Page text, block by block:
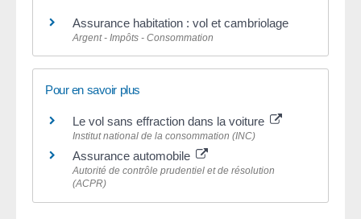
Assurance habitation : vol et cambriolage
Argent - Impôts - Consommation
Pour en savoir plus
Le vol sans effraction dans la voiture
Institut national de la consommation (INC)
Assurance automobile
Autorité de contrôle prudentiel et de résolution
(ACPR)